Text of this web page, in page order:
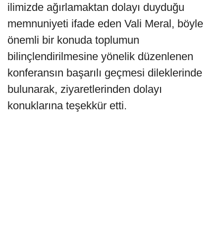
ilimizde ağırlamaktan dolayı duyduğu
memnuniyeti ifade eden Vali Meral, böyle
önemli bir konuda toplumun
bilinçlendirilmesine yönelik düzenlenen
konferansın başarılı geçmesi dileklerinde
bulunarak, ziyaretlerinden dolayı
konuklarına teşekkür etti.